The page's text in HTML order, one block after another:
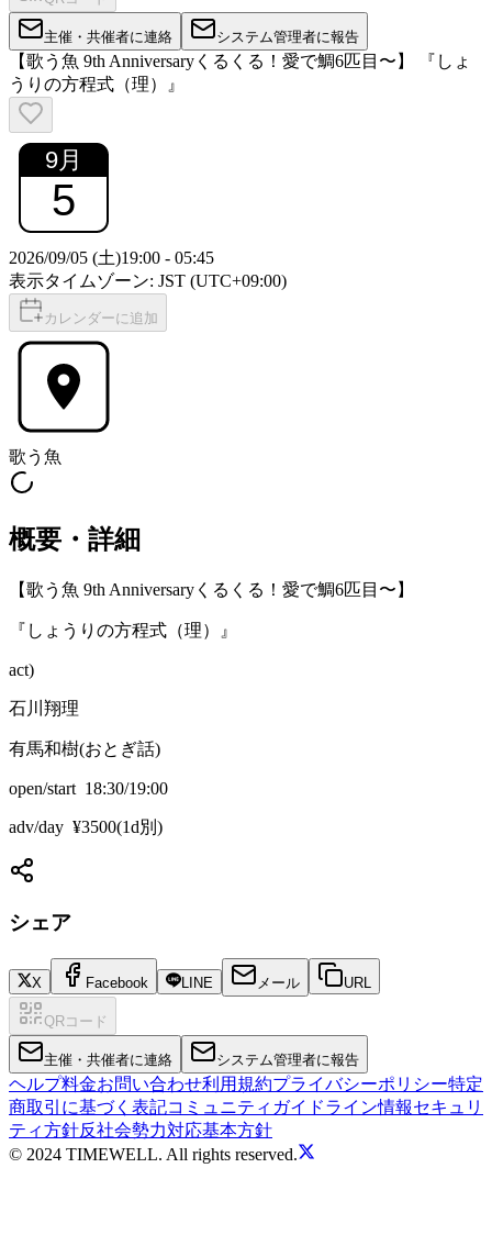
主催・共催者に連絡 システム管理者に報告
【歌う魚 9th Anniversaryくるくる！愛で鯛6匹目〜】 『しょ
うりの方程式（理）』
9月
5
2026/09/05 (土)19:00 - 05:45
表示タイムゾーン: JST (UTC+09:00)
カレンダーに追加
歌う魚
概要・詳細
【歌う魚 9th Anniversaryくるくる！愛で鯛6匹目〜】
『しょうりの方程式（理）』
act)
石川翔理
有馬和樹(おとぎ話)
open/start 18:30/19:00
adv/day ¥3500(1d別)
シェア
X Facebook LINE メール URL
QRコード
主催・共催者に連絡 システム管理者に報告
ヘルプ料金お問い合わせ利用規約プライバシーポリシー特定
商取引に基づく表記コミュニティガイドライン情報セキュリ
ティ方針反社会勢力対応基本方針
© 2024 TIMEWELL. All rights reserved.